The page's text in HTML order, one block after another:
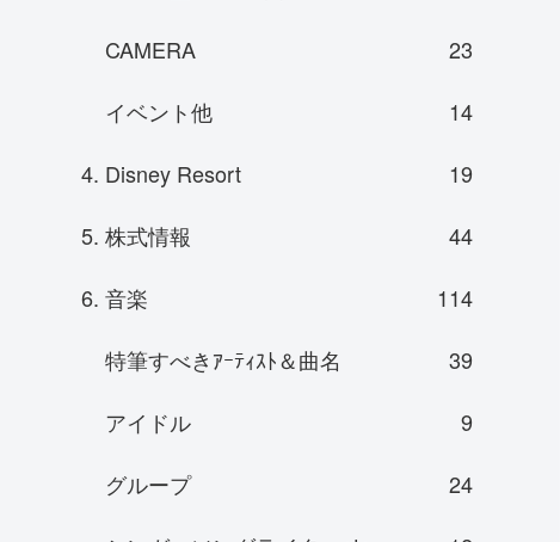
CAMERA
23
イベント他
14
4. Disney Resort
19
5. 株式情報
44
6. 音楽
114
特筆すべきｱｰﾃｨｽﾄ＆曲名
39
アイドル
9
グループ
24